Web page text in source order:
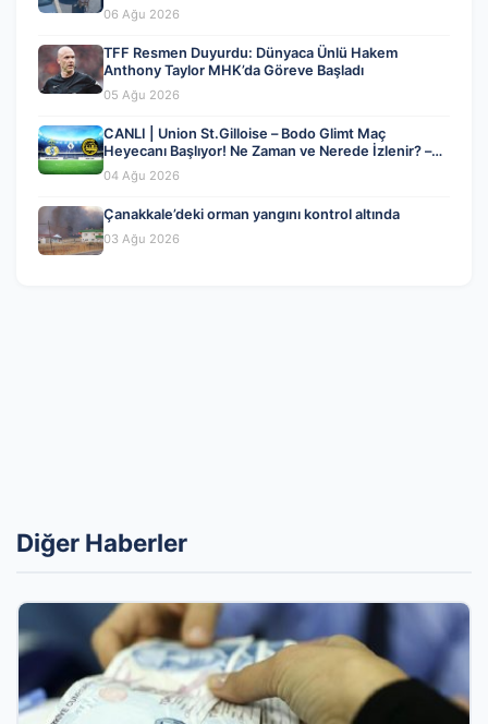
06 Ağu 2026
TFF Resmen Duyurdu: Dünyaca Ünlü Hakem
Anthony Taylor MHK’da Göreve Başladı
05 Ağu 2026
CANLI | Union St.Gilloise – Bodo Glimt Maç
Heyecanı Başlıyor! Ne Zaman ve Nerede İzlenir? –
04 Ağustos 2026
04 Ağu 2026
Çanakkale’deki orman yangını kontrol altında
03 Ağu 2026
Diğer Haberler